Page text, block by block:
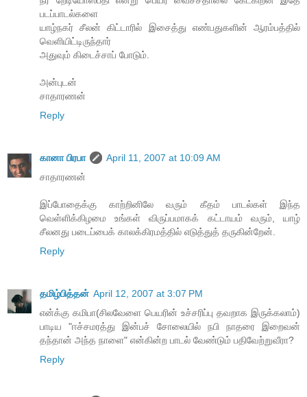
படப்பாடல்களை
யாழ்நகர் சீலன் கிட்டாரில் இசைத்து எண்பதுகளின் ஆரம்பத்தில்
வெளியிட்டிருந்தார்
அதுவும் கிடைச்சாப் போடும்.
அன்புடன்
சாதாரணன்
Reply
கானா பிரபா
April 11, 2007 at 10:09 AM
சாதாரணன்
இப்போதைக்கு காற்றினிலே வரும் கீதம் பாடல்கள் இந்த
வெள்ளிக்கிழமை உங்கள் விருப்பமாகக் கட்டாயம் வரும், யாழ்
சீலனது படைப்பைக் காலக்கிரமத்தில் எடுத்துத் தருகின்றேன்.
Reply
தமிழ்பித்தன் April 12, 2007 at 3:07 PM
என்க்கு கமிபா(சிலவேளை பெயரின் உச்சரிப்பு தவறாக இருக்கலாம்)
பாடிய "ஈச்சமரத்து இன்பச் சோலையில் நபி நாதரை இறைவன்
தந்தான் அந்த நாளை" என்கின்ற பாடல் வேண்டும் பதிவேற்றுவீரா?
Reply